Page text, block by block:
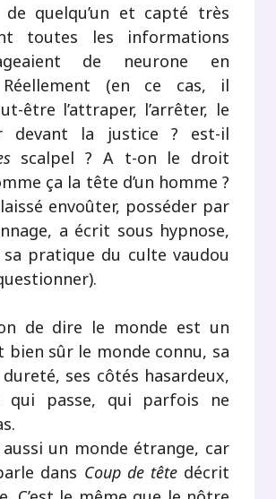
de quelqu’un et capté très
toutes les informations
de neurone en
Réellement (en ce cas, il
être l’attraper, l’arrêter, le
devant la justice ? est-il
scalpel ? A t-on le droit
ça la tête d’un homme ?
envoûter, posséder par
a écrit sous hypnose,
sa pratique du culte vaudou
de dire le monde est un
bien sûr le monde connu, sa
dureté, ses côtés hasardeux,
qui passe, qui parfois ne
aussi un monde étrange, car
dans Coup de têtedécrit